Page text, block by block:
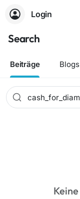
Login
Search
Beiträge Blogs